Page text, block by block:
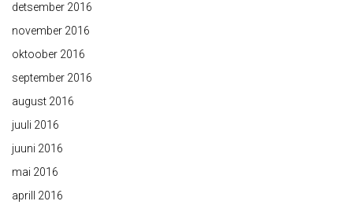
detsember 2016
november 2016
oktoober 2016
september 2016
august 2016
juuli 2016
juuni 2016
mai 2016
aprill 2016